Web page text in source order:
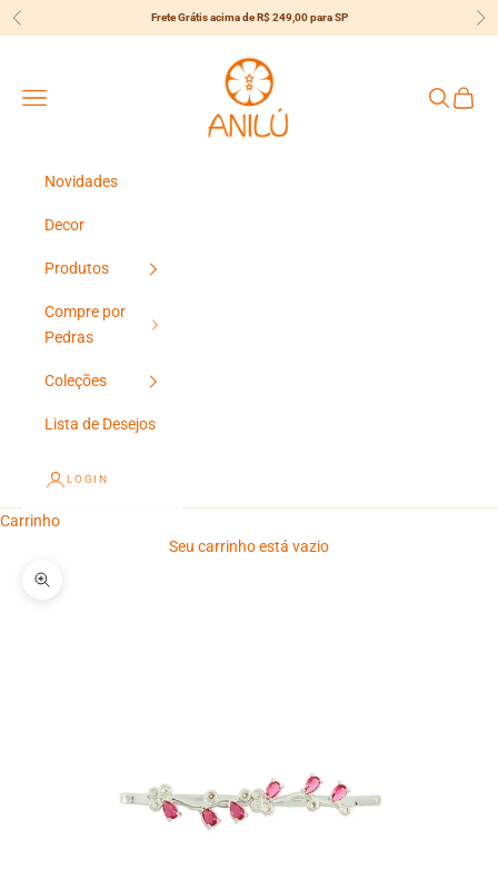
Pular para o conteúdo
Anterior Frete Grátis acima de R$ 249,00 para SP
Anilú
Menu
Pesquisar
Novidades
Decor
Produtos
Compre por
Pedras
Coleções
Lista de Desejos
LOGIN
Carrinho
Seu carrinho está vazio
Zoom na imagem
{{currency}}{{discount}} Desconto
View Cart